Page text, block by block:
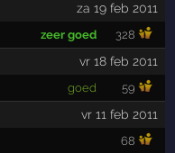
za 19 feb 2011
zeer goed 328
vr 18 feb 2011
goed 59
vr 11 feb 2011
68